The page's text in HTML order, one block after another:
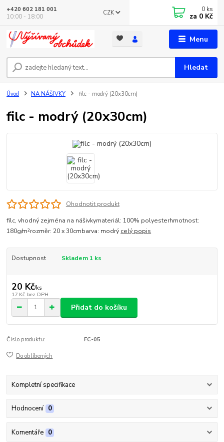
Menu
CZK
Hledat
+420 602 181 001
10:00 - 18:00
0 ks
za 0 Kč
Úvod NA NÁŠIVKY filc - modrý (20x30cm)
filc - modrý (20x30cm)
Ohodnotit produkt
filc, vhodný zejména na nášivkymateriál: 100% polyesterhmotnost:
180g/m²rozměr: 20 x 30cmbarva: modrý celý popis
Dostupnost Skladem 1 ks
20 Kč/ks
17 Kč bez DPH
Přidat do košíku
Číslo produktu: FC-05
Do oblíbených
Kompletní specifikace
Hodnocení 0
Komentáře 0